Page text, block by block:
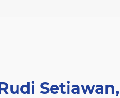
Setiawan,